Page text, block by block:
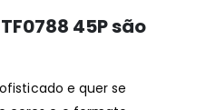
45P são
e quer se